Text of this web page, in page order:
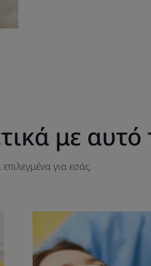
με αυτό
για εσάς.
Ανακαλύψτε
Τερηδόνα